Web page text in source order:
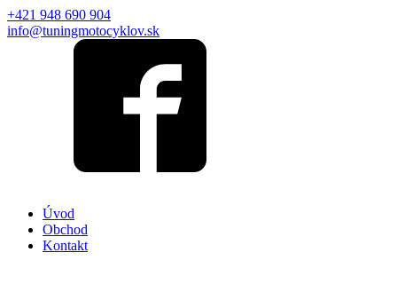
+421 948 690 904
info@tuningmotocyklov.sk
Úvod
Obchod
Kontakt